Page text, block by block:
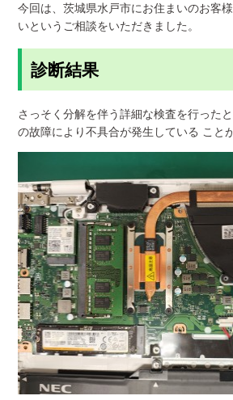
今回は、茨城県水戸市にお住まいのお客
いというご相談をいただきました。
診断結果
さっそく分解を伴う詳細な検査を行った
の故障により不具合が発生している こと